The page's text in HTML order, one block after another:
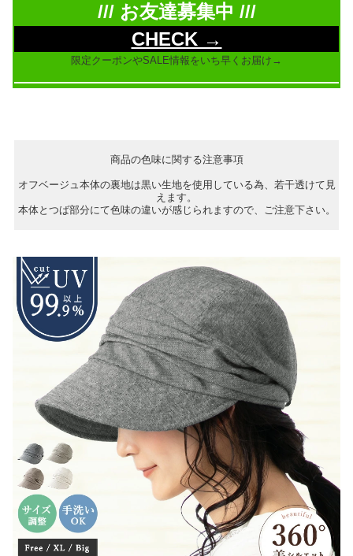
/// お友達募集中 ///
CHECK →
限定クーポンやSALE情報をいち早くお届け→
商品の色味に関する注意事項
オフベージュ本体の裏地は黒い生地を使用している為、若干透けて見
えます。
本体とつば部分にて色味の違いが感じられますので、ご注意下さい。